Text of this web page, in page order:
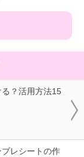
？活用方法15
レシートの作